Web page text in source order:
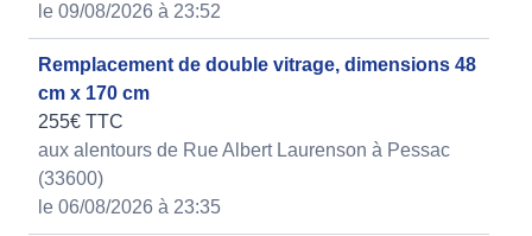
le 09/08/2026 à 23:52
Remplacement de double vitrage, dimensions 48
cm x 170 cm
255€ TTC
aux alentours de Rue Albert Laurenson à Pessac
(33600)
le 06/08/2026 à 23:35